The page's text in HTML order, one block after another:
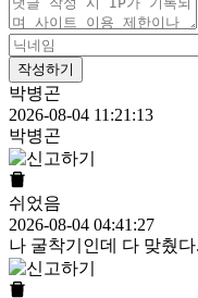
작성하기
박병곤
2026-08-04 11:21:13
박병곤
쉬었음
2026-08-04 04:41:27
나 굴착기인데 다 맞췄